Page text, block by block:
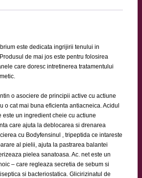
este dedicata ingrijirii tenului in
de mai jos este pentru folosirea
care doresc intretinerea tratamentului
o asociere de principii active cu actiune
o cat mai buna eficienta antiacneica. Acidul
este un ingredient cheie cu actiune
care ajuta la deblocarea si drenarea
cu Bodyfensinul , tripeptida ce intareste
al pielii, ajuta la pastrarea balantei
pielea sanatoasa. Ac. net este un
– care regleaza secretia de sebum si
si bacteriostatica. Glicirizinatul de